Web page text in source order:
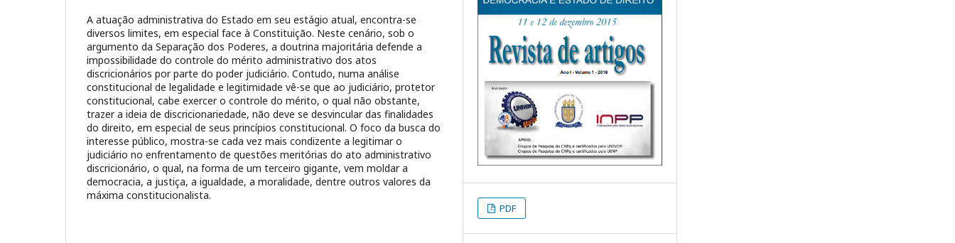
A atuação administrativa do Estado em seu estágio atual, encontra-se
diversos limites, em especial face à Constituição. Neste cenário, sob o
argumento da Separação dos Poderes, a doutrina majoritária defende a
impossibilidade do controle do mérito administrativo dos atos
discricionários por parte do poder judiciário. Contudo, numa análise
constitucional de legalidade e legitimidade vê-se que ao judiciário, protetor
constitucional, cabe exercer o controle do mérito, o qual não obstante,
trazer a ideia de discricionariedade, não deve se desvincular das finalidades
do direito, em especial de seus princípios constitucional. O foco da busca do
interesse público, mostra-se cada vez mais condizente a legitimar o
judiciário no enfrentamento de questões meritórias do ato administrativo
discricionário, o qual, na forma de um terceiro gigante, vem moldar a
democracia, a justiça, a igualdade, a moralidade, dentre outros valores da
máxima constitucionalista.
PDF